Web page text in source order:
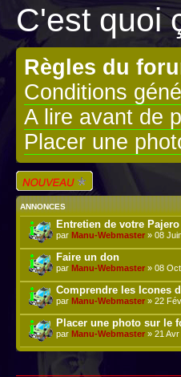
C'est quoi
Règles du
Conditions
A lire avant de
Placer une
Écrire un nouveau
sujet
ANNONCES
Entretien de votre
par Manu-Webmaster » 08
Faire un don
par Manu-Webmaster » 08
Comprendre les Icones
par Manu-Webmaster » 22
Placer une photo sur le
par Manu-Webmaster » 21